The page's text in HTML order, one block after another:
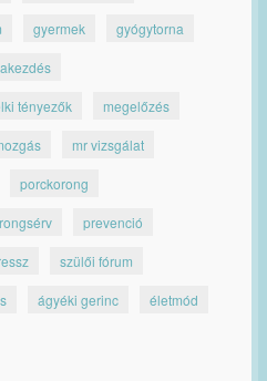
gyermek gyógytorna
tényezők megelőzés
mr vizsgálat
porckorong
prevenció
szülői fórum
ágyéki gerinc életmód